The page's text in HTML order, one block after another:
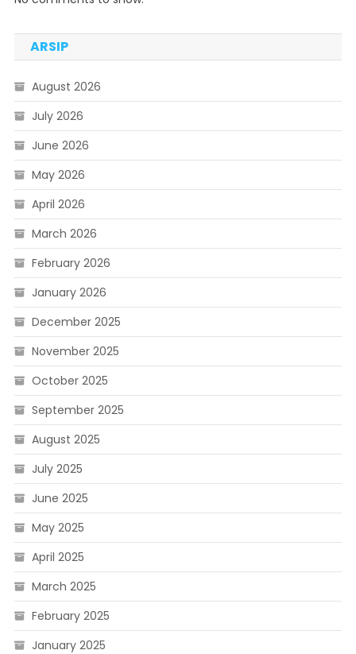
ARSIP
August 2026
July 2026
June 2026
May 2026
April 2026
March 2026
February 2026
January 2026
December 2025
November 2025
October 2025
September 2025
August 2025
July 2025
June 2025
May 2025
April 2025
March 2025
February 2025
January 2025